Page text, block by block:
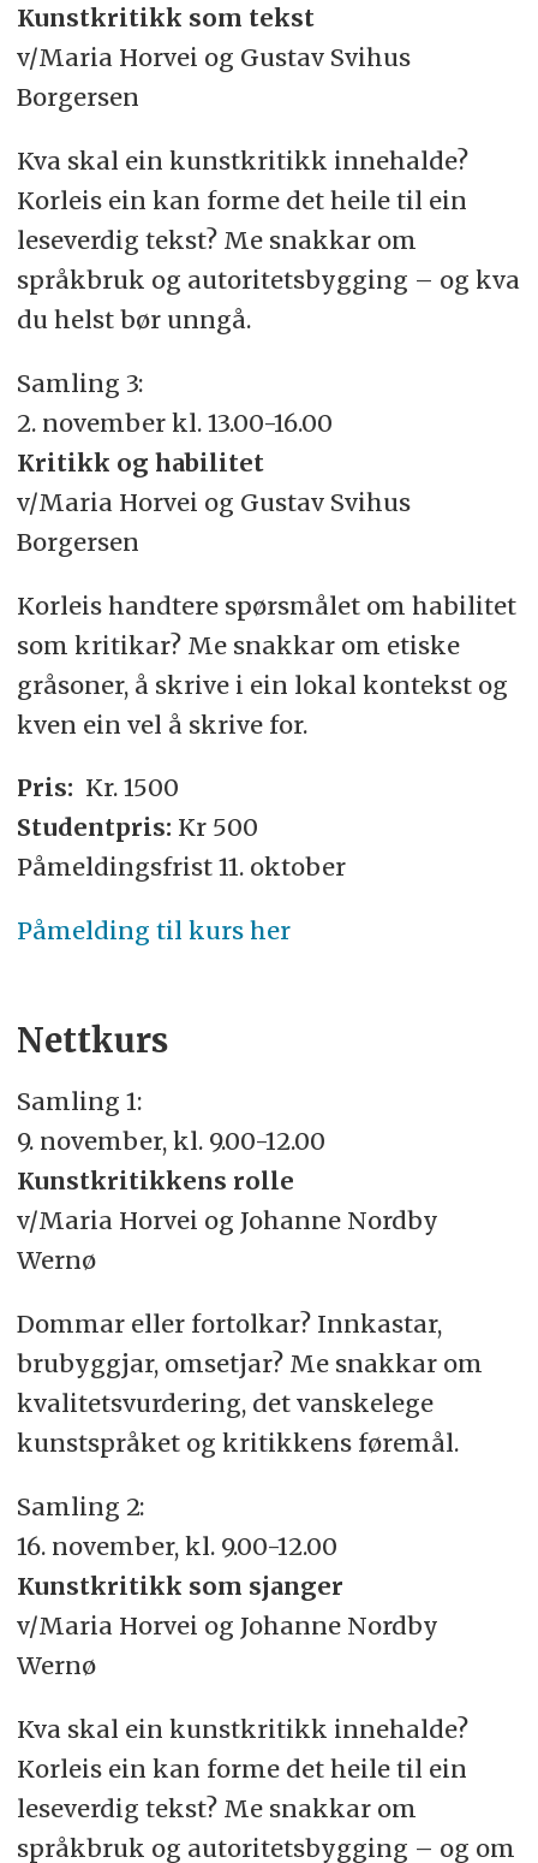
Kunstkritikk som tekst
v/Maria Horvei og Gustav Svihus
Borgersen
Kva skal ein kunstkritikk innehalde?
Korleis ein kan forme det heile til ein
leseverdig tekst? Me snakkar om
språkbruk og autoritetsbygging – og kva
du helst bør unngå.
Samling 3:
2. november kl. 13.00-16.00
Kritikk og habilitet
v/Maria Horvei og Gustav Svihus
Borgersen
Korleis handtere spørsmålet om habilitet
som kritikar? Me snakkar om etiske
gråsoner, å skrive i ein lokal kontekst og
kven ein vel å skrive for.
Pris: Kr. 1500
Studentpris: Kr 500
Påmeldingsfrist 11. oktober
Påmelding til kurs her
Nettkurs
Samling 1:
9. november, kl. 9.00-12.00
Kunstkritikkens rolle
v/Maria Horvei og Johanne Nordby
Wernø
Dommar eller fortolkar? Innkastar,
brubyggjar, omsetjar? Me snakkar om
kvalitetsvurdering, det vanskelege
kunstspråket og kritikkens føremål.
Samling 2:
16. november, kl. 9.00-12.00
Kunstkritikk som sjanger
v/Maria Horvei og Johanne Nordby
Wernø
Kva skal ein kunstkritikk innehalde?
Korleis ein kan forme det heile til ein
leseverdig tekst? Me snakkar om
språkbruk og autoritetsbygging – og om